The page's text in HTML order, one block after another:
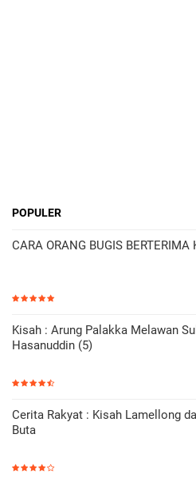
POPULER
CARA ORANG BUGIS BERTERIMA
Kisah : Arung Palakka Melawan
Hasanuddin (5)
Cerita Rakyat : Kisah Lamellong
Buta